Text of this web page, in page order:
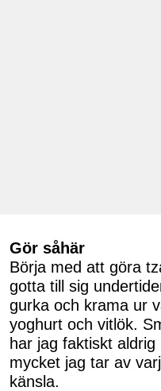
Gör såhär
Börja med att göra
gotta till sig
gurka och krama ur
yoghurt och vitlök.
har jag faktiskt
mycket jag tar av
känsla.